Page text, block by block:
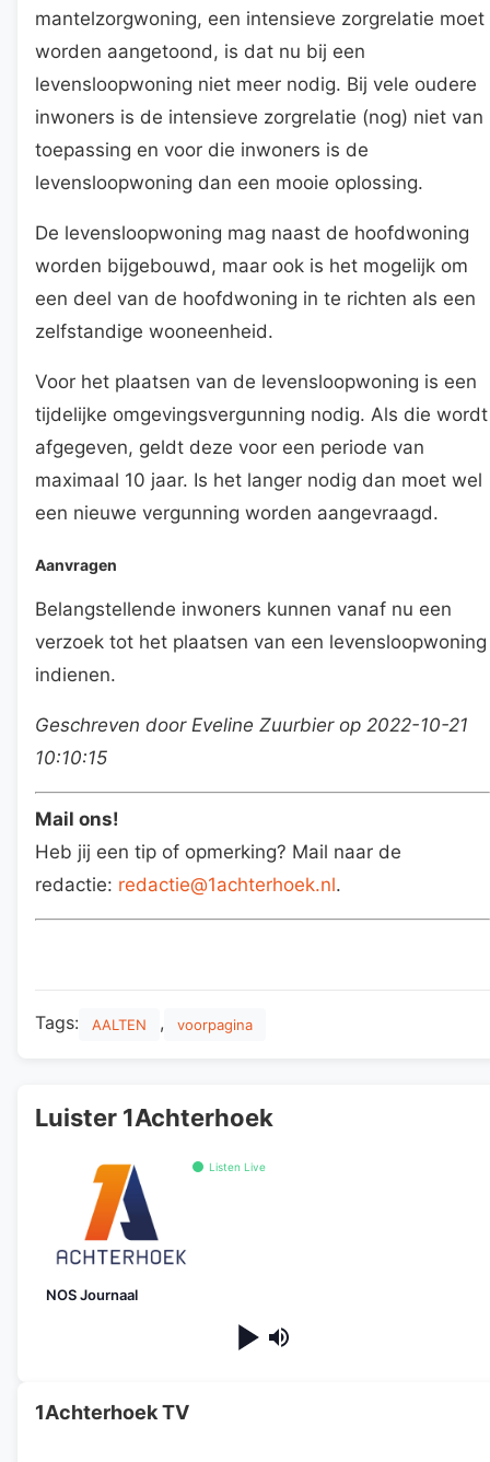
mantelzorgwoning, een intensieve zorgrelatie moet
worden aangetoond, is dat nu bij een
levensloopwoning niet meer nodig. Bij vele oudere
inwoners is de intensieve zorgrelatie (nog) niet van
toepassing en voor die inwoners is de
levensloopwoning dan een mooie oplossing.
De levensloopwoning mag naast de hoofdwoning
worden bijgebouwd, maar ook is het mogelijk om
een deel van de hoofdwoning in te richten als een
zelfstandige wooneenheid.
Voor het plaatsen van de levensloopwoning is een
tijdelijke omgevingsvergunning nodig. Als die wordt
afgegeven, geldt deze voor een periode van
maximaal 10 jaar. Is het langer nodig dan moet wel
een nieuwe vergunning worden aangevraagd.
Aanvragen
Belangstellende inwoners kunnen vanaf nu een
verzoek tot het plaatsen van een levensloopwoning
indienen.
Geschreven door Eveline Zuurbier op 2022-10-21
10:10:15
Mail ons!
Heb jij een tip of opmerking? Mail naar de
redactie: redactie@1achterhoek.nl.
Tags: AALTEN , voorpagina
Luister 1Achterhoek
Listen Live
NOS Journaal
1Achterhoek TV